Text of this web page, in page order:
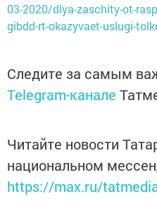
03-2020/dlya-zaschity-ot-
gibdd-rt-okazyvaet-uslugi-
Следите за самым
Telegram-канале
Читайте новости
национальном
https://max.ru/